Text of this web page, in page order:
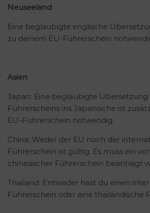
Neuseeland
Eine beglaubigte englische
zu deinem EU-Führerschein
Asien
Japan: Eine beglaubigte Übersetzung
Führerscheins ins Japanische ist
EU-Führerschein notwendig.
China: Weder der EU noch der
Führerschein ist gültig. Es muss ein
chinesischer Führerschein beantragt
Thailand: Entweder hast du einen
Führerschein oder eine thailändische